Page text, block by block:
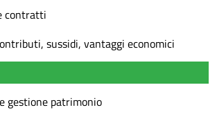
contratti
sussidi, vantaggi economici
gestione patrimonio